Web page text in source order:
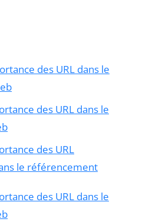
des URL dans le
des URL dans le
des URL
le référencement
des URL dans le